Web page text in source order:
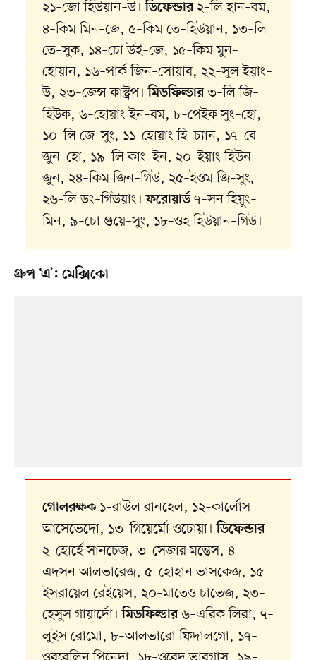
২১–জো হিউয়ান–উ।ডিফেন্ডার২–লি হান–বম,
৪–কিম মিন–জে, ৫–কিম তে–হিউয়ান, ১৩–লি
তে–সুক, ১৪–চো উই–জে, ১৫–কিম মুন–
হোয়ান, ১৬–পার্ক জিন–সোয়াব, ২২–সুল ইয়াং–
উ, ২৩–জেন্স কাস্ট্রপ।মিডফিল্ডার৩–লি জি–
হিউক, ৬–হোয়াং ইন–বম, ৮–পেইক সুং–হো,
১০–লি জে–সুং, ১১–হোয়াং হি–চ্যান, ১৭–বে
জুন–হো, ১৯–লি কাং–ইন, ২০–ইয়াং হিউন–
জুন, ২৪–কিম জিন–গিউ, ২৫–ইওম জি–সুং,
২৬–লি ডং–গিউয়াং।ফরোয়ার্ড৭–সন হিয়ুং–
মিন, ৯–চো গুয়ে–সুং, ১৮–ওহ হিউয়ান–গিউ।
গ্রুপ ‘এ’: মেক্সিকো
গোলরক্ষক১–রাউল রানহেল, ১২–কার্লোস
আসেভেদো, ১৩–গিয়ের্মো ওচোয়া।ডিফেন্ডার
২–হোর্হে সানচেজ, ৩–সেজার মন্তেস, ৪–
এদসন আলভারেজ, ৫–হোহান ভাসকেজ, ১৫–
ইসরায়েল রেইয়েস, ২০–মাতেও চাভেজ, ২৩–
হেসুস গায়ার্দো।মিডফিল্ডার৬–এরিক লিরা, ৭–
লুইস রোমো, ৮–আলভারো ফিদালগো, ১৭–